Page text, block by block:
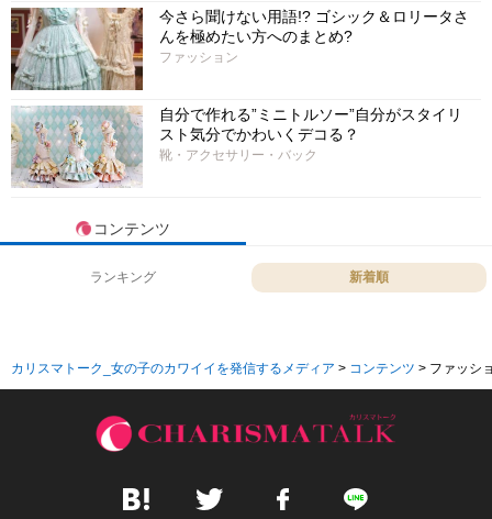
今さら聞けない用語!? ゴシック＆ロリータさ
んを極めたい方へのまとめ?
ファッション
自分で作れる”ミニトルソー”自分がスタイリ
スト気分でかわいくデコる？
靴・アクセサリー・バック
コンテンツ
ランキング 新着順
カリスマトーク_女の子のカワイイを発信するメディア > コンテンツ > ファッシ